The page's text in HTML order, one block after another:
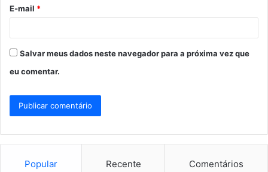
*
E-mail *
Salvar meus dados neste navegador para a próxima vez que
eu comentar.
Popular Recente Comentários